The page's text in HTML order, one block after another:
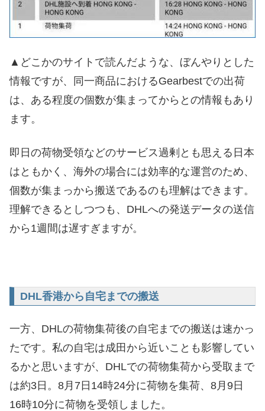
▲どこかのサイトで読んだような、ぼんやりとした
情報ですが、同一商品におけるGearbestでの出荷
は、ある程度の個数が集まってからとの情報もあり
ます。
即日の荷物受領などのサービス過剰とも思える日本
はともかく、海外の場合には効率的な運営のため、
個数が集まっから搬送であるのも理解はできます。
理解できるとしつつも、DHLへの発送データの送信
から1週間は遅すぎますが。
DHL香港から自宅までの搬送
一方、DHLの荷物集荷後の自宅までの搬送は速かっ
たです。私の自宅は成田から近いことも影響してい
るかと思いますが、DHLでの荷物集荷から受取まで
は約3日。8月7日14時24分に荷物を集荷、8月9日
16時10分に荷物を受領しました。